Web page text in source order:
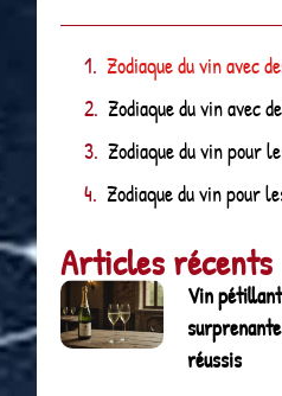
Articles récents
Vin
réussis